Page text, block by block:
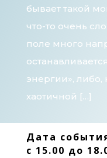
бывает такой
что-то очень
поле много
энергии», либо,
хаотичной […]
Дата
с 15.00 до